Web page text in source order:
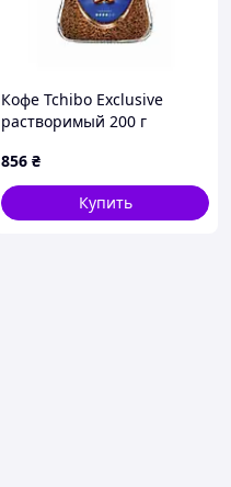
Кофе Tchibo Exclusive
растворимый 200 г
856 ₴
Купить